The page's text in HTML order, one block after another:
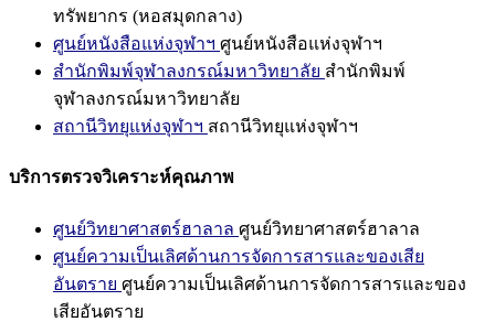
ทรัพยากร (หอสมุดกลาง)
ศูนย์หนังสือแห่งจุฬาฯ ศูนย์หนังสือแห่งจุฬาฯ
สำนักพิมพ์จุฬาลงกรณ์มหาวิทยาลัย สำนักพิมพ์
จุฬาลงกรณ์มหาวิทยาลัย
สถานีวิทยุแห่งจุฬาฯ สถานีวิทยุแห่งจุฬาฯ
บริการตรวจวิเคราะห์คุณภาพ
ศูนย์วิทยาศาสตร์ฮาลาล ศูนย์วิทยาศาสตร์ฮาลาล
ศูนย์ความเป็นเลิศด้านการจัดการสารและของเสีย
อันตราย ศูนย์ความเป็นเลิศด้านการจัดการสารและของ
เสียอันตราย